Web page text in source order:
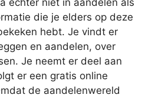
echter niet in aandelen als
die je elders op deze
hebt. Je vindt er
en aandelen, over
Je neemt er deel aan
er een gratis online
de aandelenwereld